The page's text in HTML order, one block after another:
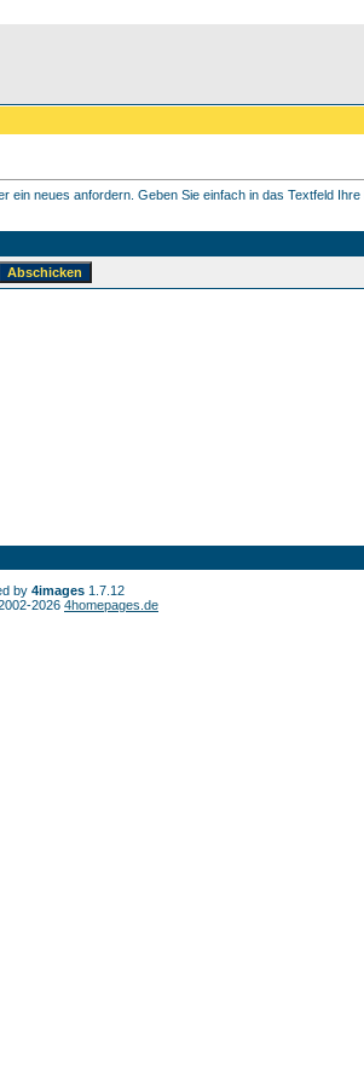
ein neues anfordern. Geben Sie einfach in das Textfeld
by 4images 1.7.12
2026 4homepages.de